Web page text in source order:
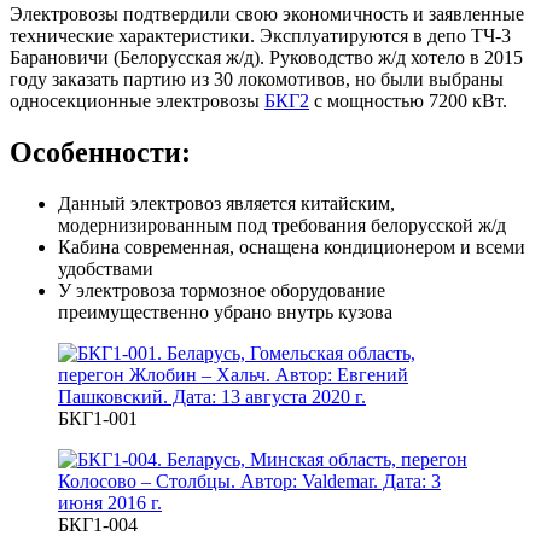
Электровозы подтвердили свою экономичность и заявленные
технические характеристики. Эксплуатируются в депо ТЧ-3
Барановичи (Белорусская ж/д). Руководство ж/д хотело в 2015
году заказать партию из 30 локомотивов, но были выбраны
односекционные электровозы БКГ2 с мощностью 7200 кВт.
Особенности:
Данный электровоз является китайским,
модернизированным под требования белорусской ж/д
Кабина современная, оснащена кондиционером и всеми
удобствами
У электровоза тормозное оборудование
преимущественно убрано внутрь кузова
БКГ1-001
БКГ1-004